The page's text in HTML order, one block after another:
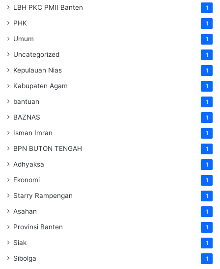
LBH PKC PMII Banten 1
PHK 1
Umum 1
Uncategorized 1
Kepulauan Nias 1
Kabupaten Agam 1
bantuan 1
BAZNAS 1
Isman Imran 1
BPN BUTON TENGAH 1
Adhyaksa 1
Ekonomi 1
Starry Rampengan 1
Asahan 1
Provinsi Banten 1
Siak 1
Sibolga 1